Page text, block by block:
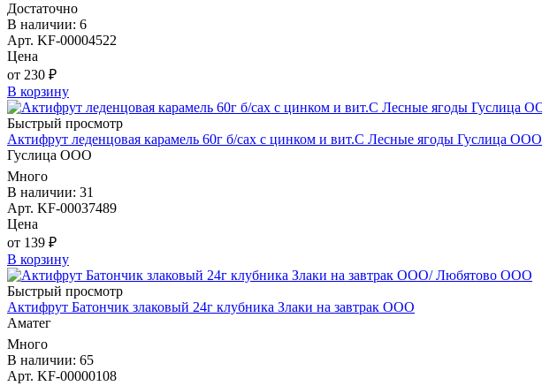
Достаточно
В наличии: 6
Арт. KF-00004522
Цена
от 230 ₽
В корзину
Быстрый просмотр
Актифрут леденцовая карамель 60г б/сах с цинком и вит.С Лесные ягоды Гуслица ООО
Гуслица ООО
Много
В наличии: 31
Арт. KF-00037489
Цена
от 139 ₽
В корзину
Быстрый просмотр
Актифрут Батончик злаковый 24г клубника Злаки на завтрак ООО
Аматег
Много
В наличии: 65
Арт. KF-00000108